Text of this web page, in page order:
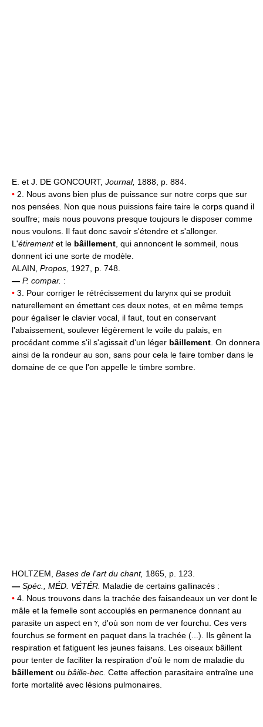
E. et J. DE GONCOURT, Journal, 1888, p. 884.
• 2. Nous avons bien plus de puissance sur notre corps que sur
nos pensées. Non que nous puissions faire taire le corps quand il
souffre; mais nous pouvons presque toujours le disposer comme
nous voulons. Il faut donc savoir s'étendre et s'allonger.
L'étirementet le bâillement, qui annoncent le sommeil, nous
donnent ici une sorte de modèle.
ALAIN, Propos, 1927, p. 748.
— P. compar. :
• 3. Pour corriger le rétrécissement du larynx qui se produit
naturellement en émettant ces deux notes, et en même temps
pour égaliser le clavier vocal, il faut, tout en conservant
l'abaissement, soulever légèrement le voile du palais, en
procédant comme s'il s'agissait d'un léger bâillement. On donnera
ainsi de la rondeur au son, sans pour cela le faire tomber dans le
domaine de ce que l'on appelle le timbre sombre.
HOLTZEM, Bases de l'art du chant, 1865, p. 123.
— Spéc., MÉD. VÉTÉR. Maladie de certains gallinacés :
• 4. Nous trouvons dans la trachée des faisandeaux un ver dont le
mâle et la femelle sont accouplés en permanence donnant au
parasite un aspect en
, d'où son nom de ver fourchu. Ces vers
fourchus se forment en paquet dans la trachée (...). Ils gênent la
respiration et fatiguent les jeunes faisans. Les oiseaux bâillent
pour tenter de faciliter la respiration d'où le nom de maladie du
bâillement ou bâille-bec. Cette affection parasitaire entraîne une
forte mortalité avec lésions pulmonaires.